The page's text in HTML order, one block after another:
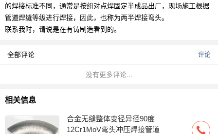
的焊接标准不同，通常是按组对点焊固定半成品出厂，现场施工根据
管道焊缝等级进行焊接，因此，也称为两半焊接弯头。
联系我时，请说是在有铸制造看到的。
全部评论 评论
没有更多评论...
相关信息
合金无缝整体变径异径90度
12Cr1MoV弯头冲压焊接管道